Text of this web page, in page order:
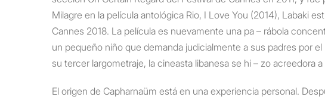
Milagre en la película antológica Rio, I Love You (2014), Labaki
Cannes 2018. La película es nuevamente una pa – rábola
un pequeño niño que demanda judicialmente a sus padres por
su tercer largometraje, la cineasta libanesa se hi – zo acreedora
El origen de Capharnaüm está en una experiencia personal.